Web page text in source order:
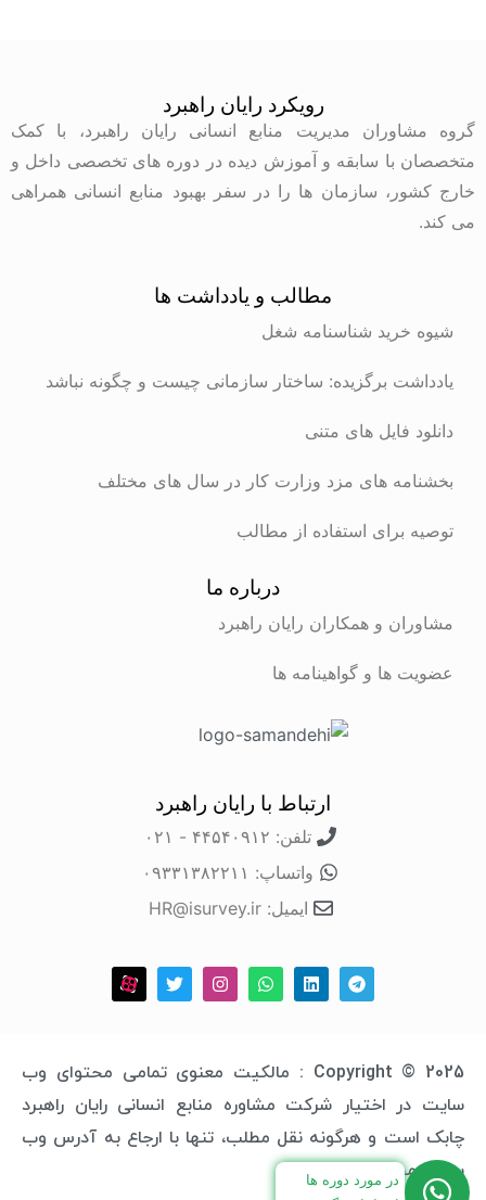
رویکرد رایان راهبرد
گروه مشاوران مدیریت منابع انسانی رایان راهبرد، با کمک
متخصصان با سابقه و آموزش دیده در دوره های تخصصی داخل و
خارج کشور، سازمان ها را در سفر بهبود منابع انسانی همراهی
می کند.
مطالب و یادداشت ها
شیوه خرید شناسنامه شغل
یادداشت برگزیده: ساختار سازمانی چیست و چگونه نباشد
دانلود فایل های متنی
بخشنامه های مزد وزارت کار در سال های مختلف
توصیه برای استفاده از مطالب
درباره ما
مشاوران و همکاران رایان راهبرد
عضویت ها و گواهینامه ها
ارتباط با رایان راهبرد
تلفن: ۴۴۵۴۰۹۱۲ - ۰۲۱
واتساپ: ۰۹۳۳۱۳۸۲۲۱۱
ایمیل: HR@isurvey.ir
Copyright © 2025 : مالکیت معنوی تمامی محتوای وب
سایت در اختیار شرکت مشاوره منابع انسانی رایان راهبرد
چابک است و هرگونه نقل مطلب، تنها با ارجاع به آدرس وب
سایت مجاز خواهد بود.
در مورد دوره ها